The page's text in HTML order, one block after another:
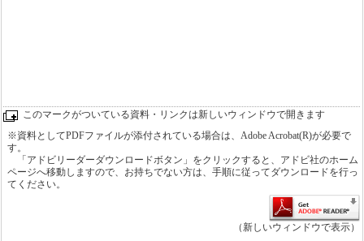
このマークがついている資料・リンクは新しいウィンドウで開きます
※資料としてPDFファイルが添付されている場合は、Adobe Acrobat(R)が必要で
す。
「アドビリーダーダウンロードボタン」をクリックすると、アドビ社のホーム
ページへ移動しますので、お持ちでない方は、手順に従ってダウンロードを行っ
てください。
（新しいウィンドウで表示）